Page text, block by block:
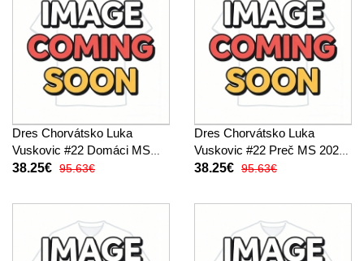
Dres Chorvátsko Luka
Vuskovic #22 Domáci MS
2026 Krátky Rukáv
38.25€ 95.63€
Dres Chorvátsko Luka
Vuskovic #22 Preč MS 2026
Krátky Rukáv
38.25€ 95.63€